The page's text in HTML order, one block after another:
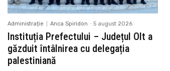
Administrație Anca Spiridon - 5 august 2026
Instituția Prefectului – Județul Olt a
găzduit întâlnirea cu delegația
palestiniană